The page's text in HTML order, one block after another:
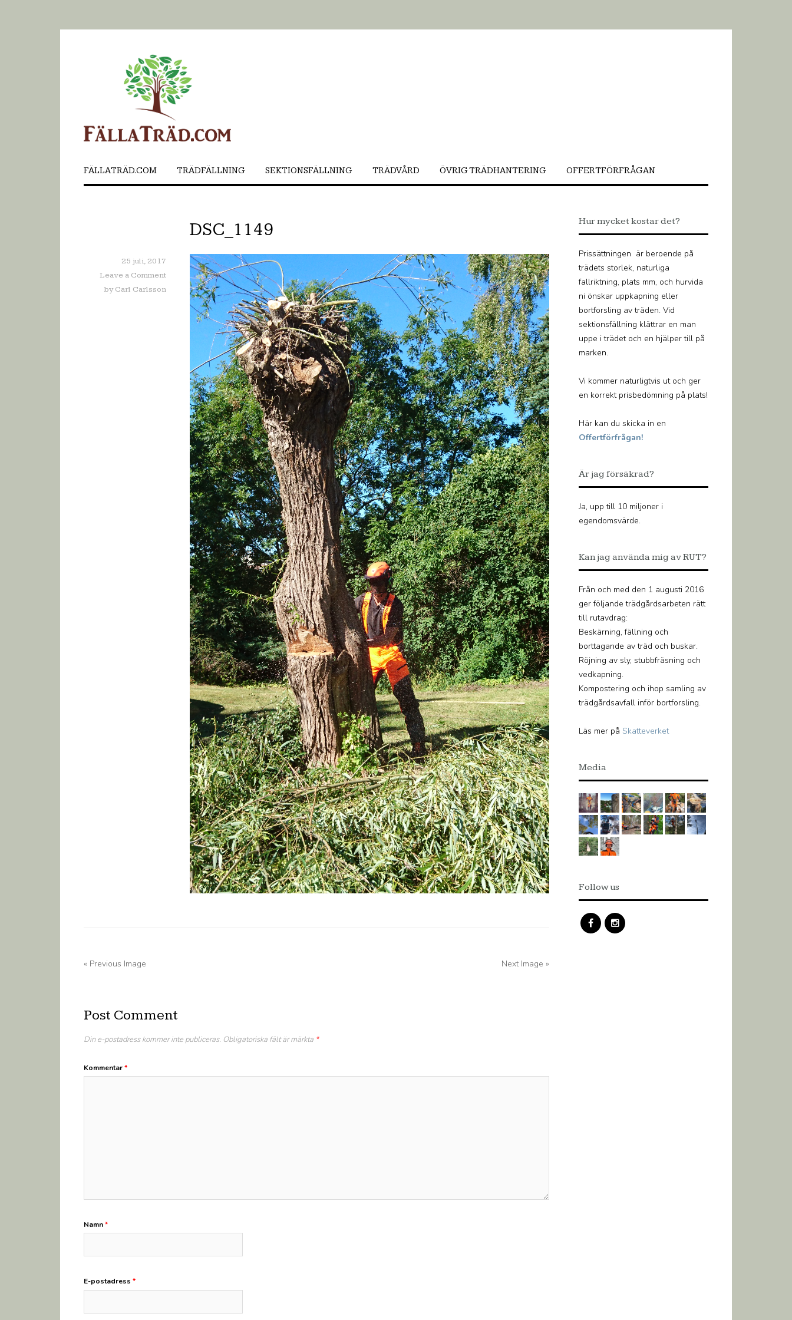
FÄLLATRÄD.COM TRÄDFÄLLNING SEKTIONSFÄLLNING TRÄDVÅRD ÖVRIG TRÄDHANTERING OFFERTFÖRFRÅGAN
DSC_1149
25 juli, 2017
Leave a Comment
byCarl Carlsson
« Previous Image Next Image »
Post Comment
Din e-postadress kommer inte publiceras. Obligatoriska fält är märkta *
Kommentar*
Namn*
E-postadress *
Hur mycket kostar det?
Prissättningen är beroende på
trädets storlek, naturliga
fallriktning, plats mm, och hurvida
ni önskar uppkapning eller
bortforsling av träden. Vid
sektionsfällning klättrar en man
uppe i trädet och en hjälper till på
marken.
Vi kommer naturligtvis ut och ger
en korrekt prisbedömning på plats!
Här kan du skicka in en
Offertförfrågan!
Är jag försäkrad?
Ja, upp till 10 miljoner i
egendomsvärde.
Kan jag använda mig av RUT?
Från och med den 1 augusti 2016
ger följande trädgårdsarbeten rätt
till rutavdrag:
Beskärning, fällning och
borttagande av träd och buskar.
Röjning av sly, stubbfräsning och
vedkapning.
Kompostering och ihop samling av
trädgårdsavfall inför bortforsling.
Läs mer på Skatteverket
Media
Follow us